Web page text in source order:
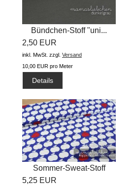
Bündchen-Stoff "uni...
2,50 EUR
inkl. MwSt. zzgl. Versand
10,00 EUR pro Meter
Details
Sommer-Sweat-Stoff
#applebite...
5,25 EUR